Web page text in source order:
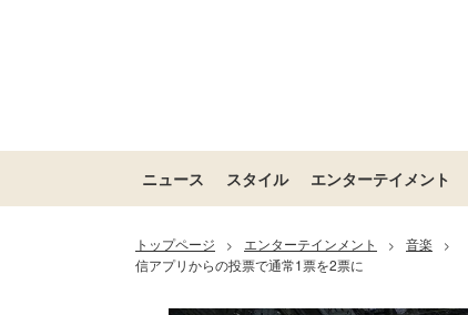
ニュース スタイル エンターテイメント
トップページ > エンターテインメント > 音楽 >
信アプリからの投票で通常1票を2票に